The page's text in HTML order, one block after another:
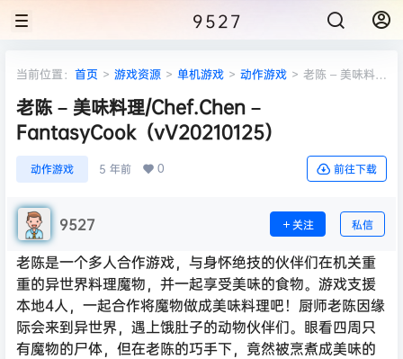
9527
当前位置： 首页 > 游戏资源 > 单机游戏 > 动作游戏 > 老陈 – 美味料
老陈 – 美味料理/Chef.Chen –
FantasyCook（vV20210125）
动作游戏 5 年前 0 前往下载
9527 关注 私信
老陈是一个多人合作游戏，与身怀绝技的伙伴们在机关重
重的异世界料理魔物，并一起享受美味的食物。游戏支援
本地4人，一起合作将魔物做成美味料理吧！厨师老陈因缘
际会来到异世界，遇上饿肚子的动物伙伴们。眼看四周只
有魔物的尸体，但在老陈的巧手下，竟然被烹煮成美味的